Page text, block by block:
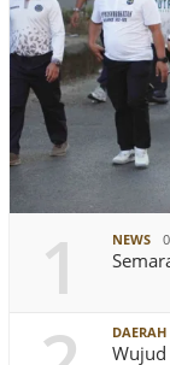
1 NEWS
DAERAH
Wujud